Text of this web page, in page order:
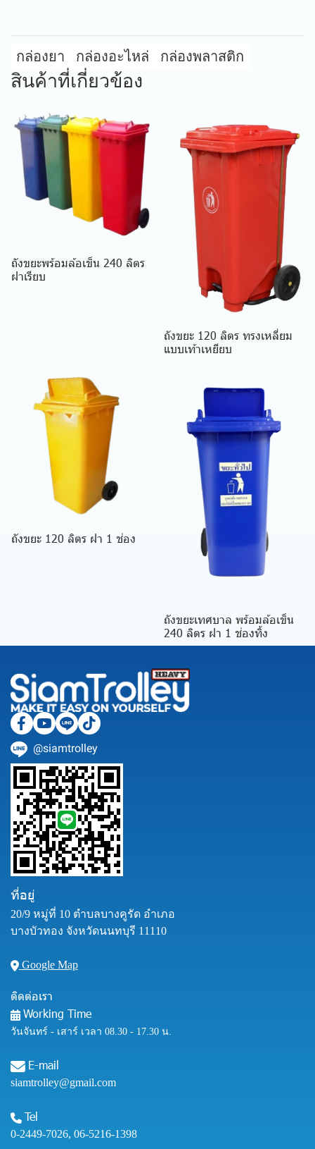
กล่องยา กล่องอะไหล่ กล่องพลาสติก
สินค้าที่เกี่ยวข้อง
ถังขยะพร้อมล้อเข็น 240 ลิตร
ฝาเรียบ
ถังขยะ 120 ลิตร ทรงเหลี่ยม
แบบเท้าเหยียบ
ถังขยะ 120 ลิตร ฝา 1 ช่อง
ถังขยะเทศบาล พร้อมล้อเข็น
240 ลิตร ฝา 1 ช่องทิ้ง
@siamtrolley
ที่อยู่
20/9 หมู่ที่ 10 ตำบลบางคูรัด อำเภอ
บางบัวทอง จังหวัดนนทบุรี 11110
Google Map
ติดต่อเรา
Working Time
วันจันทร์ - เสาร์ เวลา 08.30 - 17.30 น.
E-mail
siamtrolley@gmail.com
Tel
0-2449-7026, 06-5216-1398